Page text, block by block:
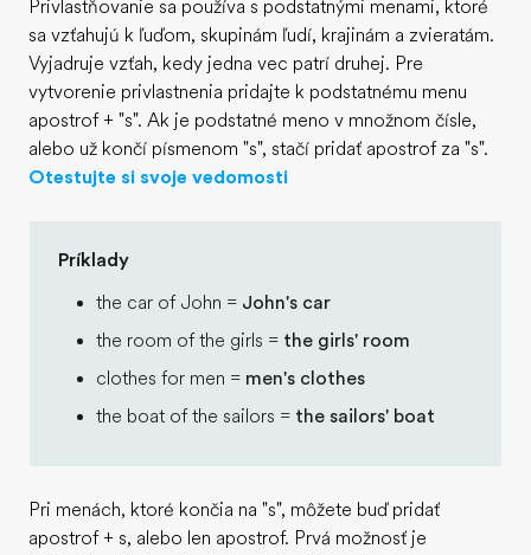
EF Kancelárie
Nájsť kanceláriu vo vašej blízkosti
O nás
Staňte sa súčasťou tímu
Privlastňovanie sa používa s podstatnými menami, ktoré
sa vzťahujú k ľuďom, skupinám ľudí, krajinám a zvieratám.
Vyjadruje vzťah, kedy jedna vec patrí druhej. Pre
vytvorenie privlastnenia pridajte k podstatnému menu
apostrof + "s". Ak je podstatné meno v množnom čísle,
alebo už končí písmenom "s", stačí pridať apostrof za "s".
Otestujte si svoje vedomosti
Príklady
the car of John = John's car
the room of the girls = the girls' room
clothes for men = men's clothes
the boat of the sailors = the sailors' boat
Pri menách, ktoré končia na "s", môžete buď pridať
apostrof + s, alebo len apostrof. Prvá možnosť je